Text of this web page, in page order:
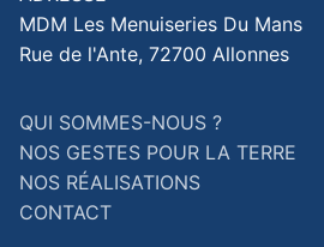
MDM Les Menuiseries Du Mans
Rue de l'Ante, 72700 Allonnes
QUI SOMMES-NOUS ?
NOS GESTES POUR LA TERRE
NOS RÉALISATIONS
CONTACT